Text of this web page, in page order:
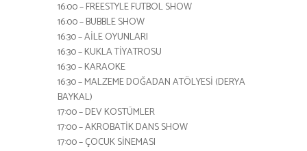
16:00 – FREESTYLE FUTBOL SHOW
16:00 – BUBBLE SHOW
16:30 – AİLE OYUNLARI
16:30 – KUKLA TİYATROSU
16:30 – KARAOKE
16:30 – MALZEME DOĞADAN ATÖLYESİ (DERYA
BAYKAL)
17:00 – DEV KOSTÜMLER
17:00 – AKROBATİK DANS SHOW
17:00 – ÇOCUK SİNEMASI